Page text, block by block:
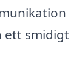
ett smidigt